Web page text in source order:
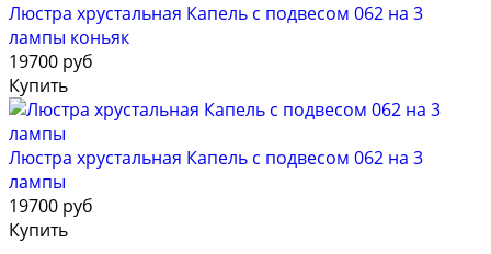
Люстра хрустальная Капель с подвесом 062 на 3
лампы коньяк
19700 руб
Купить
Люстра хрустальная Капель с подвесом 062 на 3
лампы
19700 руб
Купить